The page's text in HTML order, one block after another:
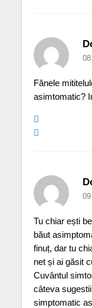
Fănele
asimtomatic?
Tu chiar ești
băut
finuț, dar tu
net și ai găsit
Cuvântul
câteva
simptomatic